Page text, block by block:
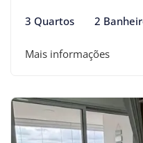
3 Quartos 2
Mais informações